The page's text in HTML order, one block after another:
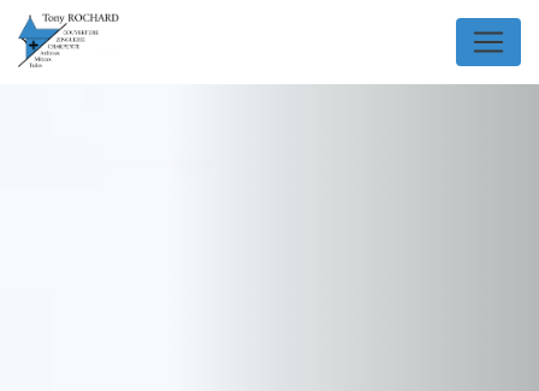
Panneau de gestion des cookies